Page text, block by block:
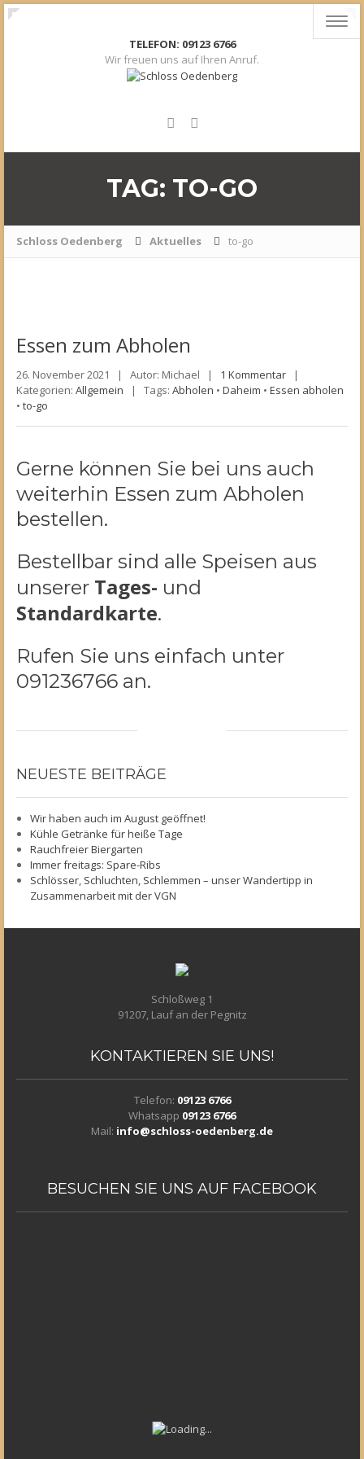
TELEFON: 09123 6766
Wir freuen uns auf Ihren Anruf.
TAG: TO-GO
Schloss Oedenberg Aktuelles to-go
Essen zum Abholen
26. November 2021 | Autor: Michael | 1 Kommentar |
Kategorien: Allgemein | Tags: Abholen • Daheim • Essen abholen
• to-go
Gerne können Sie bei uns auch
weiterhin Essen zum Abholen
bestellen.
Bestellbar sind alle Speisen aus
unserer Tages- und
Standardkarte.
Rufen Sie uns einfach unter
091236766 an.
NEUESTE BEITRÄGE
Wir haben auch im August geöffnet!
Kühle Getränke für heiße Tage
Rauchfreier Biergarten
Immer freitags: Spare-Ribs
Schlösser, Schluchten, Schlemmen – unser Wandertipp in
Zusammenarbeit mit der VGN
Schloßweg 1
91207, Lauf an der Pegnitz
KONTAKTIEREN SIE UNS!
Telefon: 09123 6766
Whatsapp 09123 6766
Mail: info@schloss-oedenberg.de
BESUCHEN SIE UNS AUF FACEBOOK